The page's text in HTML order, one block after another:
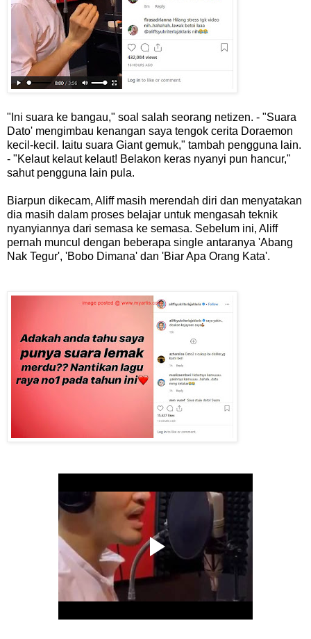
"Ini suara ke bangau," soal salah seorang netizen. - "Suara
Dato' mengimbau kenangan saya tengok cerita Doraemon
kecil-kecil. Iaitu suara Giant gemuk," tambah pengguna lain.
- "Kelaut kelaut kelaut! Belakon keras nyanyi pun hancur,"
sahut pengguna lain pula.
Biarpun dikecam, Aliff masih merendah diri dan menyatakan
dia masih dalam proses belajar untuk mengasah teknik
nyanyiannya dari semasa ke semasa. Sebelum ini, Aliff
pernah muncul dengan beberapa single antaranya 'Abang
Nak Tegur', 'Bobo Dimana' dan 'Biar Apa Orang Kata'.